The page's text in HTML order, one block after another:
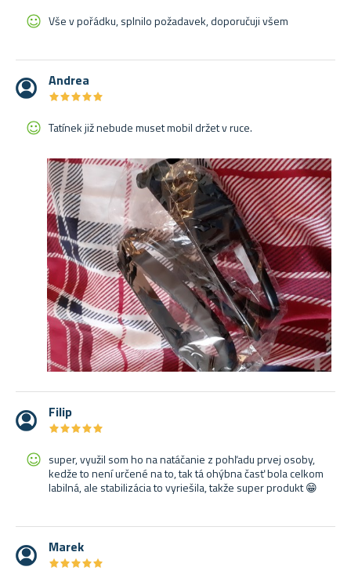
Vše v pořádku, splnilo požadavek, doporučuji všem
Andrea
★★★★★
★★★★★
Tatínek již nebude muset mobil držet v ruce.
Filip
★★★★★
★★★★★
super, využil som ho na natáčanie z pohľadu prvej osoby,
kedže to není určené na to, tak tá ohýbna časť bola celkom
labilná, ale stabilizácia to vyriešila, takže super produkt 😁
Marek
★★★★★
★★★★★